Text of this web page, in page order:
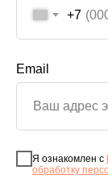
+7
Email
Я ознакомлен с
обработку